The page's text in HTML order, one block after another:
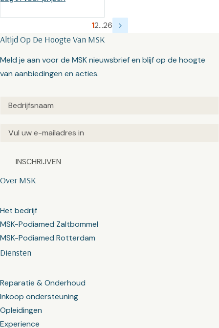
12…26
Diensten
Reparatie & Onderhoud
Inkoop ondersteuning
Opleidingen
Experience
Over MSK
Het bedrijf
MSK-Podiamed Zaltbommel
MSK-Podiamed Rotterdam
Altijd Op De Hoogte Van MSK
Meld je aan voor de MSK nieuwsbrief en blijf op de hoogte
van aanbiedingen en acties.
Untitled(Vereist)
Email(Vereist)
Captcha